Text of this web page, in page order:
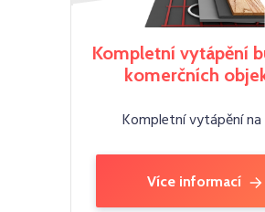
Kompletní vytápění
komerčních
Kompletní vytápění na
Více informací